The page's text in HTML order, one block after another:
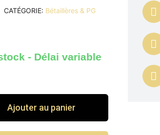
CATÉGORIE Bétaillères & PG
- Délai variable
Ajouter au panier